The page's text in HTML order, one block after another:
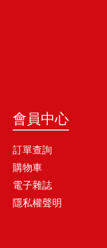
會員中心
訂單查詢
購物車
電子雜誌
隱私權聲明